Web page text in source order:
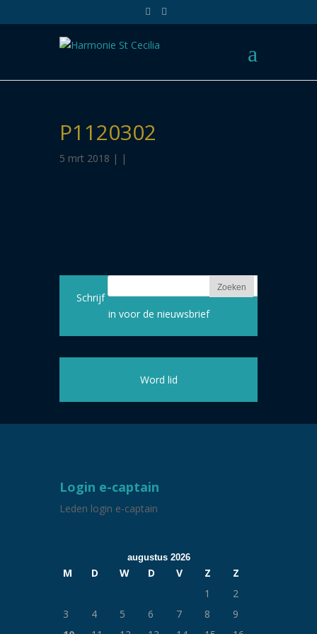
P1120302
5 mrt 2018 | |
Schrijf
in voor de nieuwsbrief
Word lid
Login e-captain
Leden login e-captain
augustus 2026
M D W D V Z
Z
1
2
3
4 5 6 7 8
9